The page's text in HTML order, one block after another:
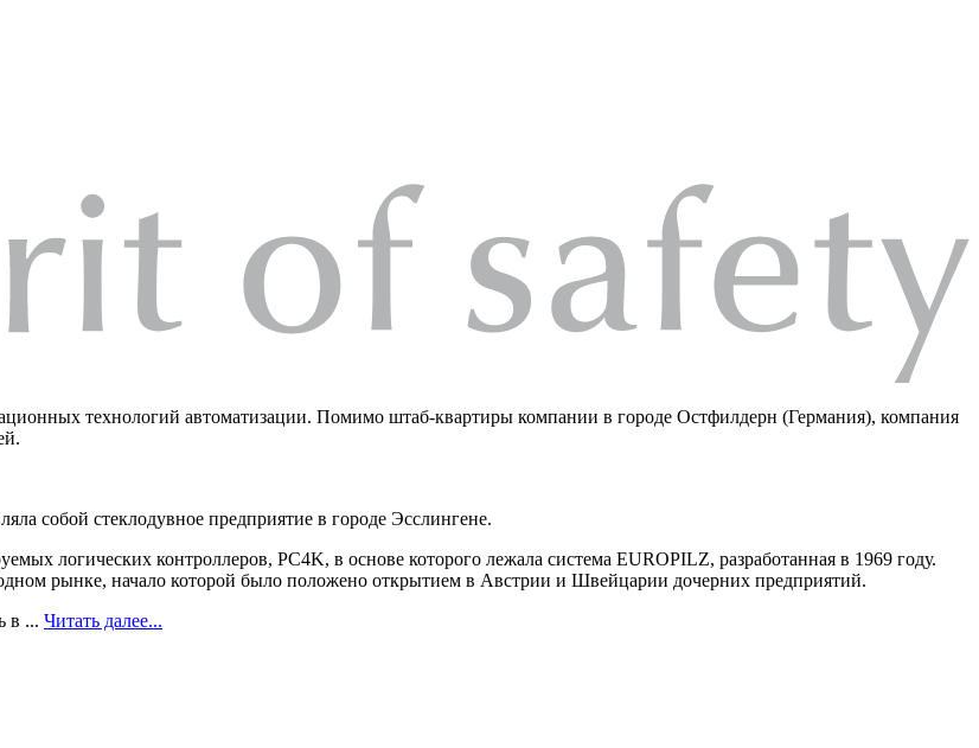
технологий автоматизации. Помимо штаб-квартиры компании в городе Остфилдерн (Германия), компания
собой стеклодувное предприятие в городе Эсслингене.
логических контроллеров, PC4K, в основе которого лежала система EUROPILZ, разработанная в 1969 году.
рынке, начало которой было положено открытием в Австрии и Швейцарии дочерних предприятий.
в ... Читать далее...